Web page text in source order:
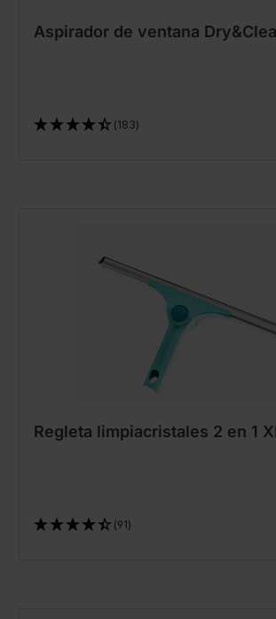
Aspirador de ventana
(183)
Regleta limpiacristales 2 en 1
(91)